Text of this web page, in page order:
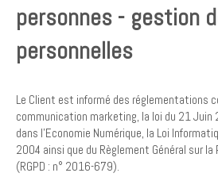
personnes - gestion
personnelles
Le Client est informé des réglementations
communication marketing, la loi du 21 Juin
dans l’Economie Numérique, la Loi
2004 ainsi que du Règlement Général sur
(RGPD : n° 2016-679).